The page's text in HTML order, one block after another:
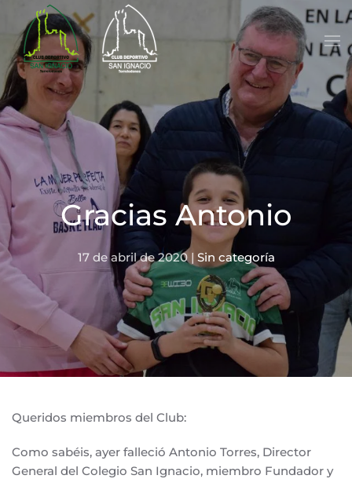
Skip to main content
Gracias Antonio
17 de abril de 2020| Sin categoría
Queridos miembros del Club:
Como sabéis, ayer falleció Antonio Torres, Director
General del Colegio San Ignacio, miembro Fundador y